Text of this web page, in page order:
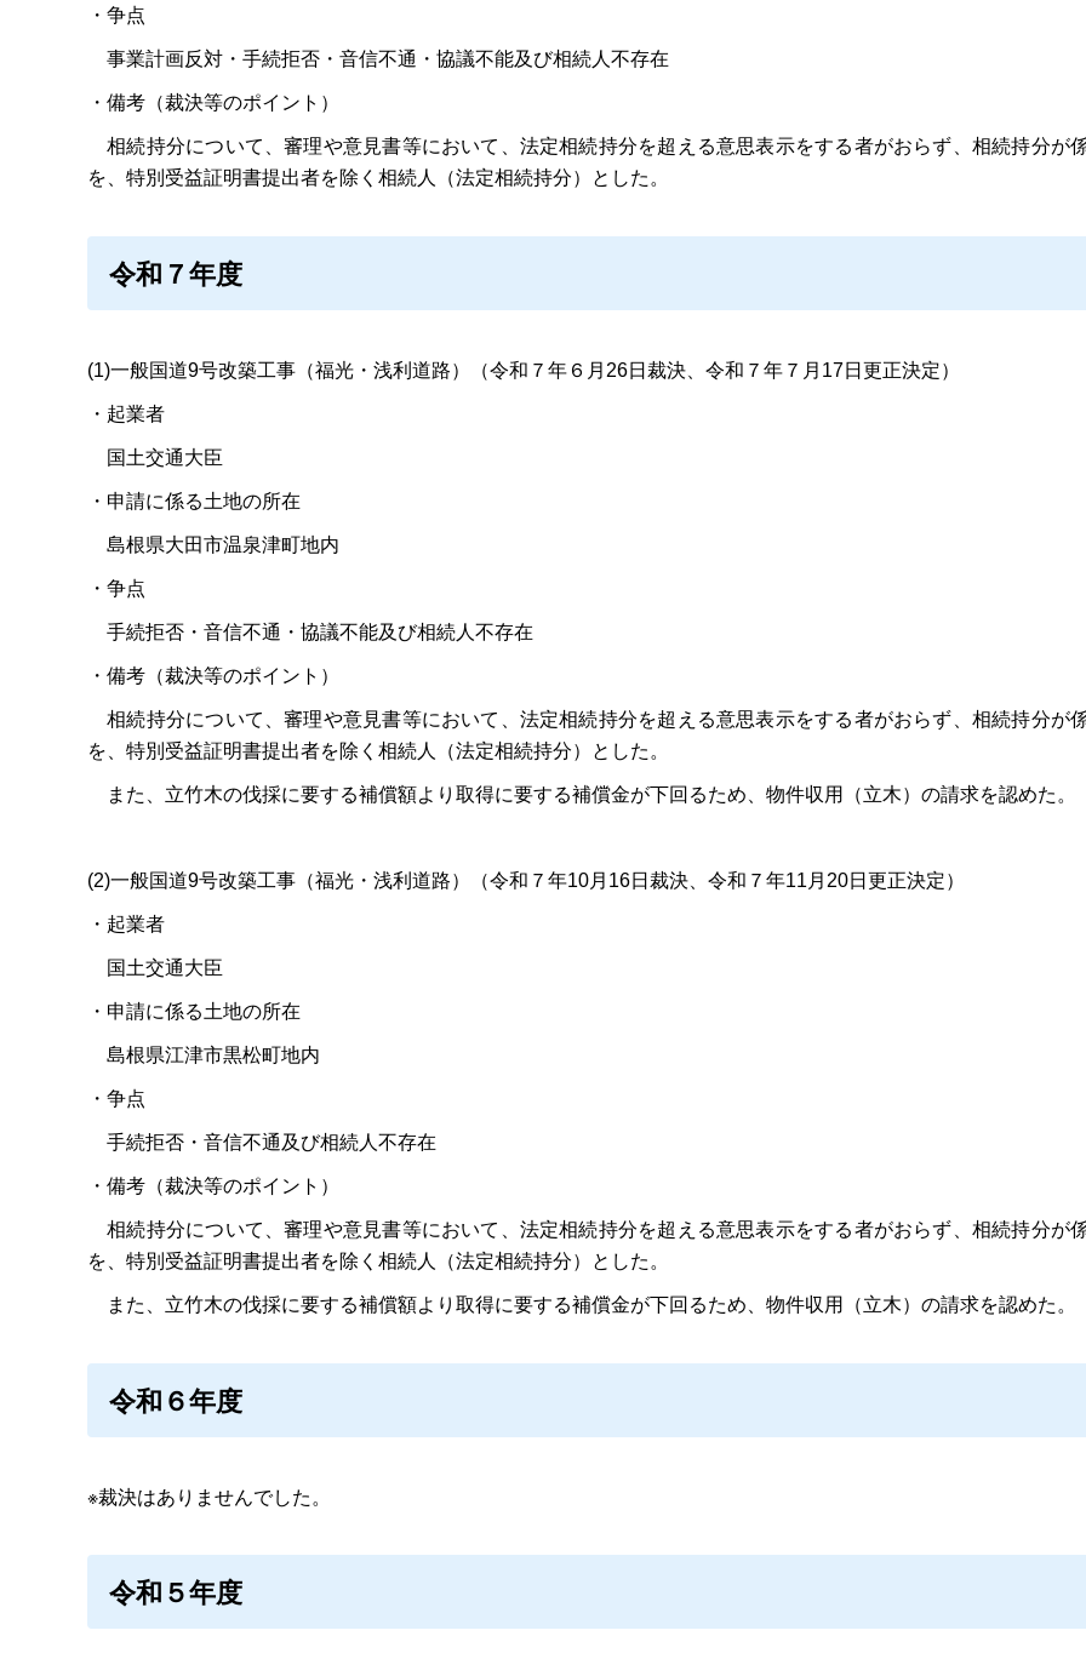
・争点
事業計画反対・手続拒否・音信不通・協議不能及び相続人不存在
・備考（裁決等のポイント）
相続持分について、審理や意見書等において、法定相続持分を超える意思表示をする者がおらず、相続持分が
を、特別受益証明書提出者を除く相続人（法定相続持分）とした。
令和７年度
(1)一般国道9号改築工事（福光・浅利道路）（令和７年６月26日裁決、令和７年７月17日更正決定）
・起業者
国土交通大臣
・申請に係る土地の所在
島根県大田市温泉津町地内
・争点
手続拒否・音信不通・協議不能及び相続人不存在
・備考（裁決等のポイント）
相続持分について、審理や意見書等において、法定相続持分を超える意思表示をする者がおらず、相続持分が
を、特別受益証明書提出者を除く相続人（法定相続持分）とした。
また、立竹木の伐採に要する補償額より取得に要する補償金が下回るため、物件収用（立木）の請求を認めた。
(2)一般国道9号改築工事（福光・浅利道路）（令和７年10月16日裁決、令和７年11月20日更正決定）
・起業者
国土交通大臣
・申請に係る土地の所在
島根県江津市黒松町地内
・争点
手続拒否・音信不通及び相続人不存在
・備考（裁決等のポイント）
相続持分について、審理や意見書等において、法定相続持分を超える意思表示をする者がおらず、相続持分が
を、特別受益証明書提出者を除く相続人（法定相続持分）とした。
また、立竹木の伐採に要する補償額より取得に要する補償金が下回るため、物件収用（立木）の請求を認めた。
令和６年度
※裁決はありませんでした。
令和５年度